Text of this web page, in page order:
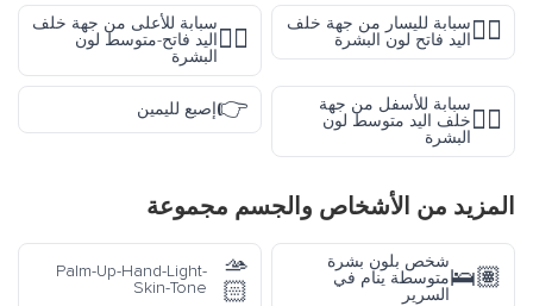
👈🏻سبابة لليسار من جهة خلف
اليد فاتح لون البشرة
👆🏼
سبابة للأعلى من جهة خلف
اليد فاتح-متوسط لون
البشرة
👇🏽
سبابة للأسفل من جهة
خلف اليد متوسط لون
البشرة
👉إصبع لليمين
المزيد من الأشخاص والجسم مجموعة
🛌🏽
شخص بلون بشرة
متوسطة ينام في
السرير
🫴
🏻
Palm-Up-Hand-Light-
Skin-Tone